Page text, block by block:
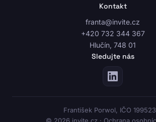
Kontakt
franta@invite.cz
+420 732 344 367
Hlučín, 748 01
Sledujte nás
František Porwol, IČO